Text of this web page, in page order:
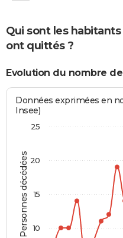
Qui sont les
ont quittés ?
Evolution du nombre
Personnes décédées
Données exprimées en
Insee)
10
15
20
25